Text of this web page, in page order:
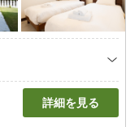
詳細を見る